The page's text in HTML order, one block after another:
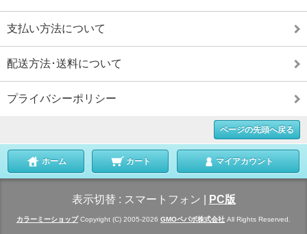
支払い方法について
配送方法･送料について
プライバシーポリシー
ページの先頭へ戻る
ホーム カート マイアカウント
表示切替 : スマートフォン PC版
カラーミーショップCopyright (C) 2005-2026 GMOペパボ株式会社 All Rights Reserved.